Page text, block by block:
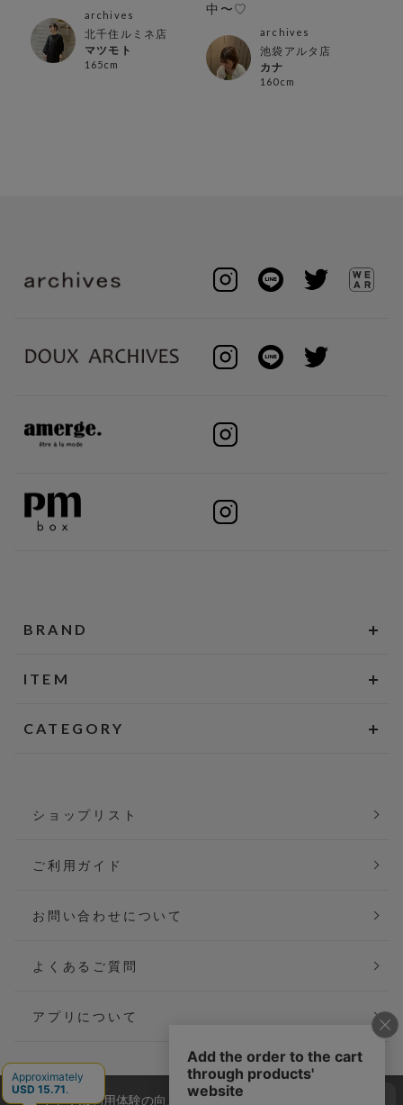
archives
北千住ルミネ店
マツモト
165cm
中〜♡
archives
池袋アルタ店
カナ
160cm
BRAND
ITEM
CATEGORY
ショップリスト
ご利用ガイド
お問い合わせについて
よくあるご質問
アプリについて
当サイトでは利用体験の向上およびコンテンツの最適な提供、ト